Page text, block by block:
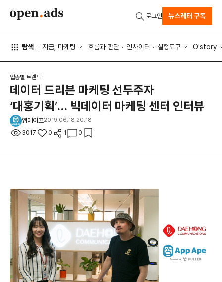
탐색 지금, 마케팅 흐름과 판단 인사이터 실행도구 O'story
로그인 뉴스레터 구독
업종별 트렌드
데이터 드리븐 마케팅 선두주자
‘대홍기획’… 빅데이터 마케팅 센터 인터뷰
앱에이프2019.06.18 20:18
3017 0 1 0